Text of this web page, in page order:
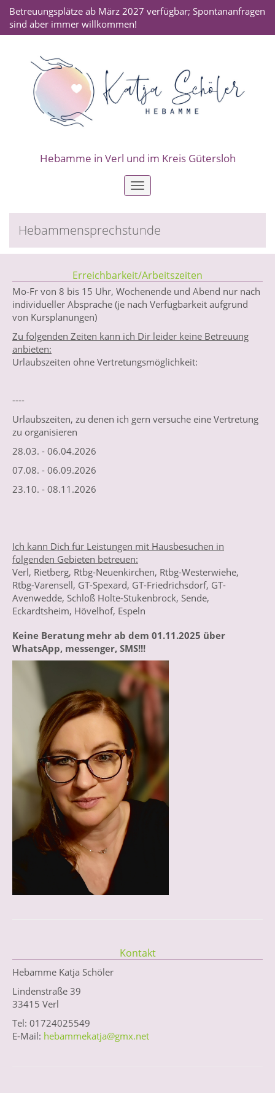
Betreuungsplätze ab März 2027 verfügbar; Spontananfragen
sind aber immer willkommen!
Hebamme in Verl und im Kreis Gütersloh
Toggle
Hebammensprechstunde
Erreichbarkeit/Arbeitszeiten
Mo-Fr von 8 bis 15 Uhr, Wochenende und Abend nur nach
individueller Absprache (je nach Verfügbarkeit aufgrund
von Kursplanungen)
Zu folgenden Zeiten kann ich Dir leider keine Betreuung
anbieten:
Urlaubszeiten ohne Vertretungsmöglichkeit:
----
Urlaubszeiten, zu denen ich gern versuche eine Vertretung
zu organisieren
28.03. - 06.04.2026
07.08. - 06.09.2026
23.10. - 08.11.2026
Ich kann Dich für Leistungen mit Hausbesuchen in
folgenden Gebieten betreuen:
Verl, Rietberg, Rtbg-Neuenkirchen, Rtbg-Westerwiehe,
Rtbg-Varensell, GT-Spexard, GT-Friedrichsdorf, GT-
Avenwedde, Schloß Holte-Stukenbrock, Sende,
Eckardtsheim, Hövelhof, Espeln
Keine Beratung mehr ab dem 01.11.2025 über
WhatsApp, messenger, SMS!!!
Kontakt
Hebamme Katja Schöler
Lindenstraße 39
33415 Verl
Tel: 01724025549
E-Mail: hebammekatja@gmx.net